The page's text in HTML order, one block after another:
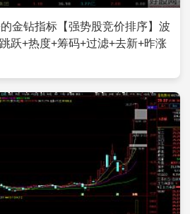
金钻指标【强势股竞价排序】波
跃+热度+筹码+过滤+去新+昨涨